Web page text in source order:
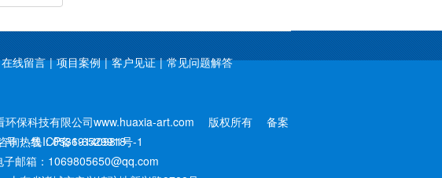
在线留言 | 项目案例 | 客户见证 | 常见问题解答
环保科技有限公司www.huaxia-art.com 版权所有
备案
号： 鲁ICP备19140981号-1
询热线：0536-6529918
子邮箱：1069805650@qq.com